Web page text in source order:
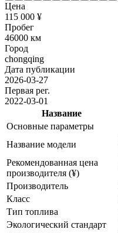
Цена
115 000 ¥
Пробег
46000 км
Город
chongqing
Дата публикации
2026-03-27
Первая рег.
2022-03-01
Название
Основные параметры
Название модели
Рекомендованная цена
производителя (¥)
Производитель
Класс
Тип топлива
Экологический стандарт